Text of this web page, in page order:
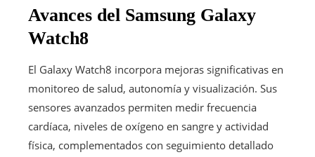
Avances del Samsung Galaxy
Watch8
El Galaxy Watch8 incorpora mejoras significativas en
monitoreo de salud, autonomía y visualización. Sus
sensores avanzados permiten medir frecuencia
cardíaca, niveles de oxígeno en sangre y actividad
física, complementados con seguimiento detallado